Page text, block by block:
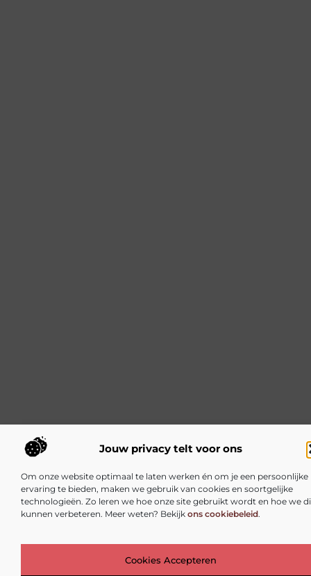
Jouw privacy telt voor ons
Om onze website optimaal te laten werken én om je een persoonlijke
ervaring te bieden, maken we gebruik van cookies en soortgelijke
technologieën. Zo leren we hoe onze site gebruikt wordt en hoe we
kunnen verbeteren. Meer weten? Bekijk ons cookiebeleid.
Cookies Accepteren
Top